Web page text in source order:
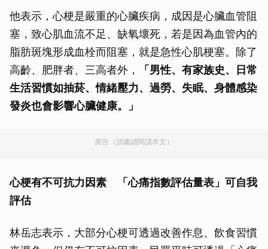
他表示，心梗是嚴重的心臟疾病，成因是心臟血管阻
塞，致心肌血流不足、缺氧壞死，若是因為血管內的
脂肪斑塊形成血栓而阻塞，就是急性心肌梗塞。除了
高齡、肥胖者、三高者外，
「男性、有家族史、日常
生活習慣如抽菸、情緒壓力、過勞、失眠、身體感染
發炎也會影響心臟健康。」
廣告（請繼續閱讀本文）
心梗有不可抗力因素
「心痛指數評估量表」可自我
評估
林岳志表示，大部分心梗可透過改善作息、飲食習慣